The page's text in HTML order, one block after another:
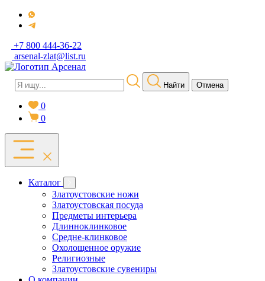
+7 800 444-36-22
arsenal-zlat@list.ru
Найти Отмена
0
0
Каталог
Златоустовские ножи
Златоустовская посуда
Предметы интерьера
Длинноклинковое
Средне-клинковое
Охолощенное оружие
Религиозные
Златоустовские сувениры